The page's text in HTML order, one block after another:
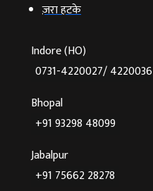
ज़रा हटके
Indore (HO)
0731-4220027/ 4220036
Bhopal
+91 93298 48099
Jabalpur
+91 75662 28278